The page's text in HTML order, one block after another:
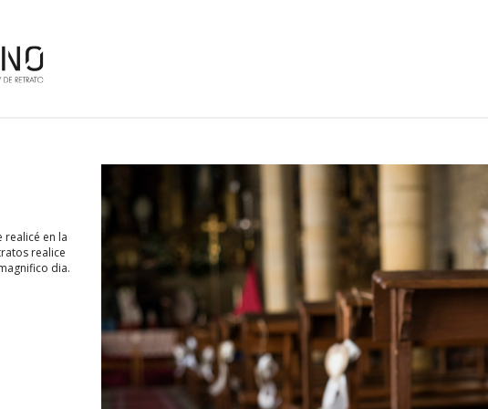
realicé en la
realice
dia.